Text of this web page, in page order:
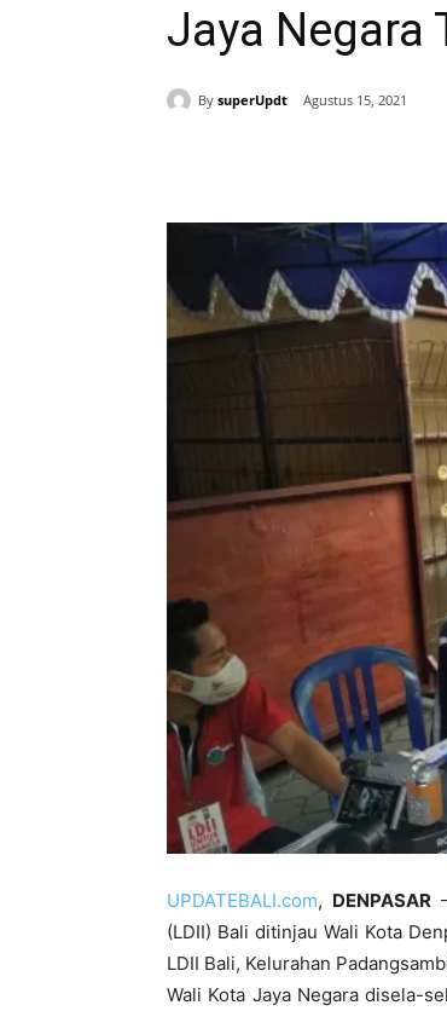
Jaya Negara
By superUpdt Agustus 15, 2021
UPDATEBALI.com, DENPASAR–
(LDII) Bali ditinjau Wali Kota
LDII Bali, Kelurahan
Wali Kota Jaya Negara disela-